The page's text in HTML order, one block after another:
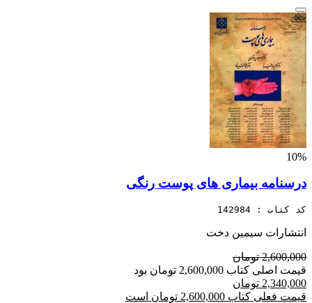
10%
درسنامه بیماری های پوست رنگی
کد کتاب : 142984
انتشارات سیمین دخت
2,600,000 تومان
قیمت اصلی کتاب 2,600,000 تومان بود
2,340,000 تومان
قیمت فعلی کتاب 2,600,000 تومان است